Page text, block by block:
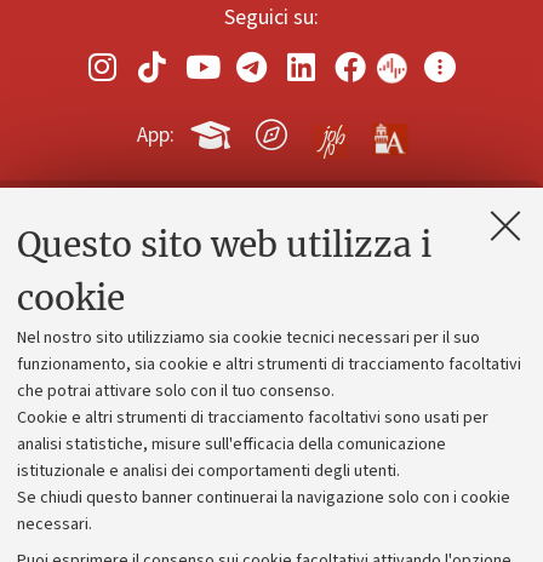
Questo sito web utilizza i
cookie
Nel nostro sito utilizziamo sia cookie tecnici necessari per il suo
funzionamento, sia cookie e altri strumenti di tracciamento facoltativi
che potrai attivare solo con il tuo consenso.
Cookie e altri strumenti di tracciamento facoltativi sono usati per
analisi statistiche, misure sull'efficacia della comunicazione
istituzionale e analisi dei comportamenti degli utenti.
Se chiudi questo banner continuerai la navigazione solo con i cookie
necessari.
Seguici su:
App:
Contatti e PEC
Alumni community
Piano strategico
Bilanci
Donazioni e 5x1000
Merchandising - UniboStore
Bandi, gare e concorsi